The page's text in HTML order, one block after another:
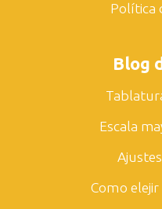
Política
Blog
Escala
Como